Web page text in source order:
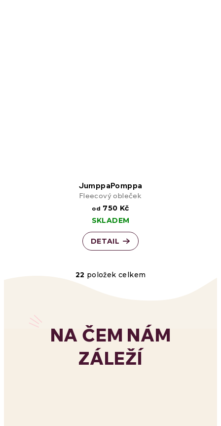
JumppaPomppa
Fleecový obleček
od 750 Kč
SKLADEM
DETAIL
O
á
d
22 položek celkem
NA ČEM NÁM
ZÁLEŽÍ